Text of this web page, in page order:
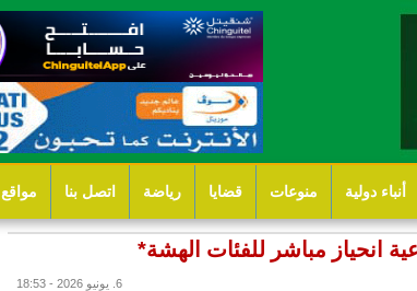
أنباء دولية منوعات قضايا رياضة اتصل بنا مواقع
انحياز مباشر للفئات الهشة*
6. يونيو 2026 - 18:53